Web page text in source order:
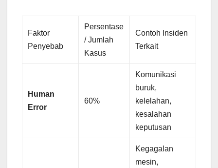
Faktor
Penyebab
Persentase
/ Jumlah
Kasus
Contoh Insiden
Terkait
Human
Error
60%
Komunikasi
buruk,
kelelahan,
kesalahan
keputusan
Kegagalan
mesin,